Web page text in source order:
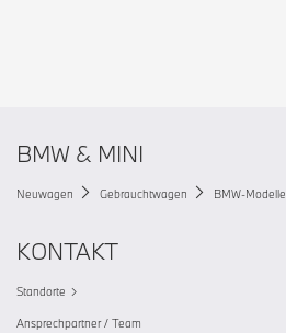
BMW & MINI
Neuwagen Gebrauchtwagen BMW-Modelle
KONTAKT
Standorte
Ansprechpartner / Team